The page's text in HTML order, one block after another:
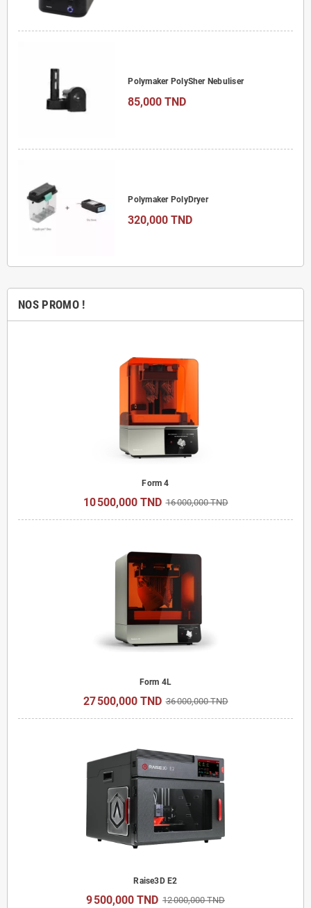
Polymaker PolySher Nebuliser
85,000 TND
Polymaker PolyDryer
320,000 TND
NOS PROMO !
Form 4
10 500,000 TND 16 000,000 TND
Form 4L
27 500,000 TND 36 000,000 TND
Raise3D E2
9 500,000 TND 12 000,000 TND